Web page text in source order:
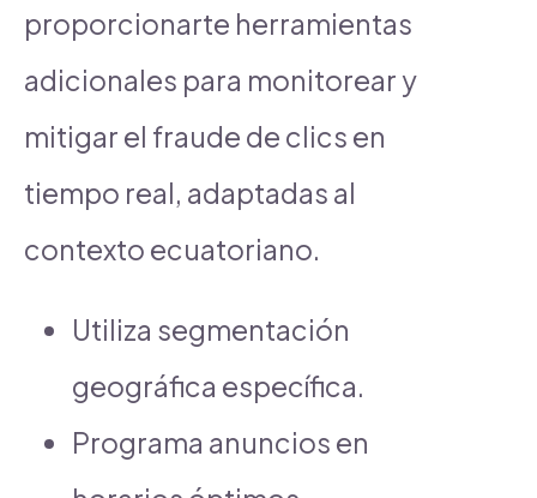
proporcionarte herramientas
adicionales para monitorear y
mitigar el fraude de clics en
tiempo real, adaptadas al
contexto ecuatoriano.
Utiliza segmentación
geográfica específica.
Programa anuncios en